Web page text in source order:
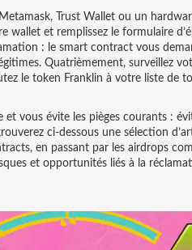
Trust Wallet ou un
wallet et remplissez le formulaire
: le smart contract vous
Quatrièmement, surveillez
le token Franklin à votre liste de
vous évite les pièges courants :
ci‑dessous une sélection
en passant par les airdrops
et opportunités liés à la